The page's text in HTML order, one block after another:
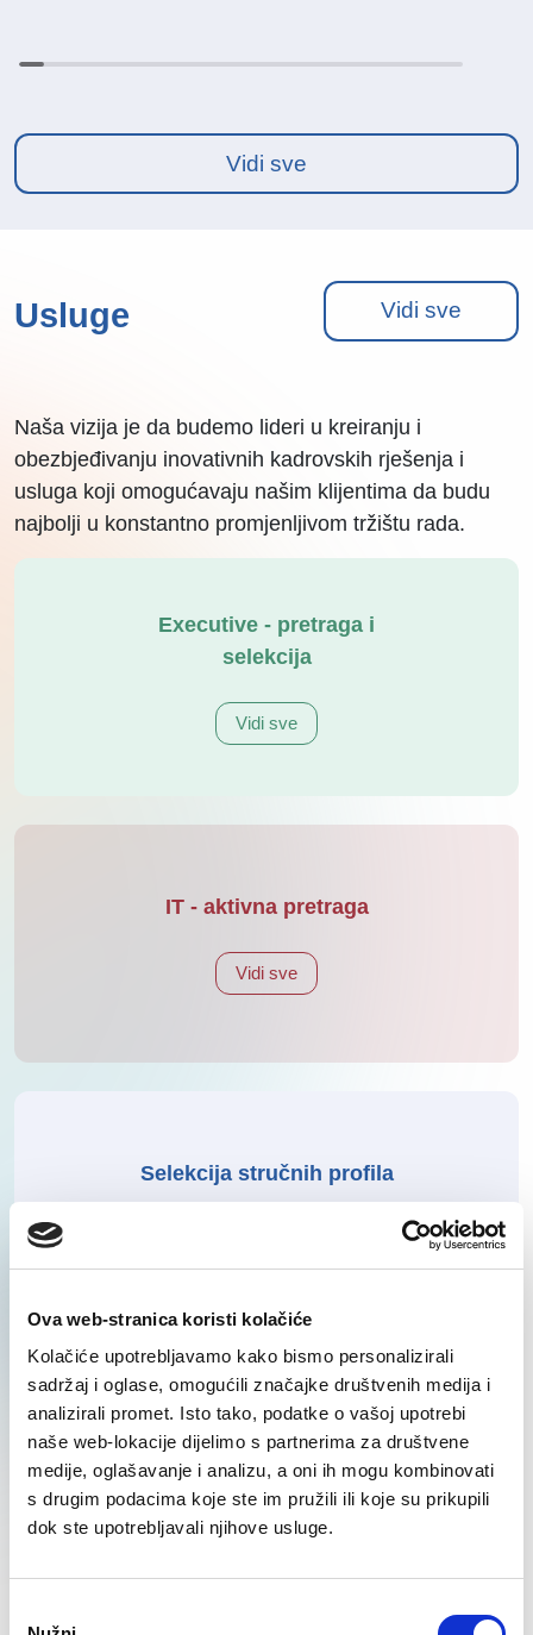
Ova web-stranica koristi kolačiće
Kolačiće upotrebljavamo kako bismo personalizirali
sadržaj i oglase, omogućili značajke društvenih medija i
analizirali promet. Isto tako, podatke o vašoj upotrebi
naše web-lokacije dijelimo s partnerima za društvene
medije, oglašavanje i analizu, a oni ih mogu kombinovati
s drugim podacima koje ste im pružili ili koje su prikupili
dok ste upotrebljavali njihove usluge.
Vidi sve
Usluge Vidi sve
Naša vizija je da budemo lideri u kreiranju i
obezbjeđivanju inovativnih kadrovskih rješenja i
usluga koji omogućavaju našim klijentima da budu
najbolji u konstantno promjenljivom tržištu rada.
Executive - pretraga i
selekcija
Vidi sve
IT - aktivna pretraga
Vidi sve
Selekcija stručnih profila
Proizvodnja i logistika -
pretraga i selekcija
Vidi sve